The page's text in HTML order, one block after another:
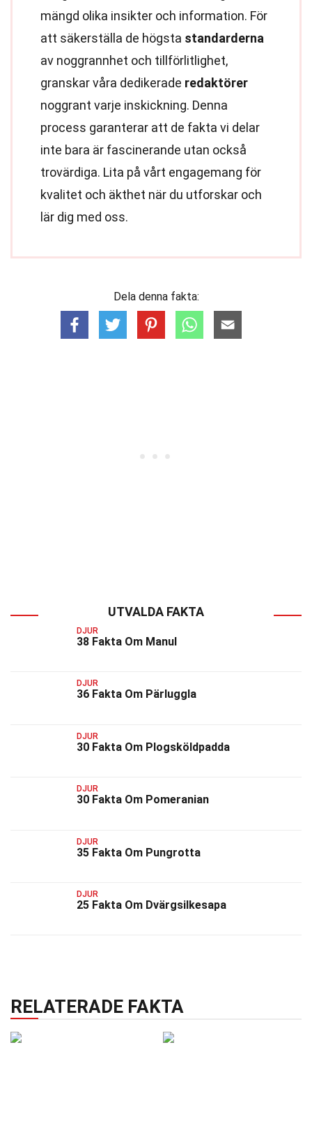
mängd olika insikter och information. För
att säkerställa de högsta standarderna
av noggrannhet och tillförlitlighet,
granskar våra dedikerade redaktörer
noggrant varje inskickning. Denna
process garanterar att de fakta vi delar
inte bara är fascinerande utan också
trovärdiga. Lita på vårt engagemang för
kvalitet och äkthet när du utforskar och
lär dig med oss.
Dela denna fakta:
UTVALDA FAKTA
DJUR
38 Fakta Om Manul
DJUR
36 Fakta Om Pärluggla
DJUR
30 Fakta Om Plogsköldpadda
DJUR
30 Fakta Om Pomeranian
DJUR
35 Fakta Om Pungrotta
DJUR
25 Fakta Om Dvärgsilkesapa
RELATERADE FAKTA